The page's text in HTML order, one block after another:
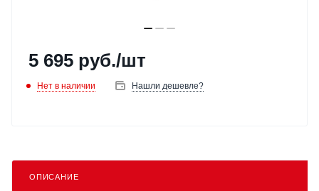
5 695 руб./шт
Нет в наличии Нашли дешевле?
ОПИСАНИЕ